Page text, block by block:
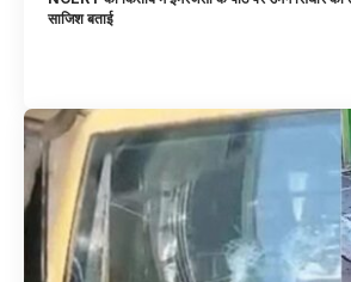
साजिश बताई